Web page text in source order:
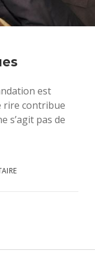
est
rire contribue
s’agit pas de